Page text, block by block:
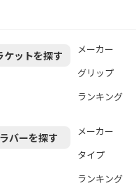
ケットを探す メーカー
グリップ
ランキング
ラバーを探す メーカー
タイプ
ランキング